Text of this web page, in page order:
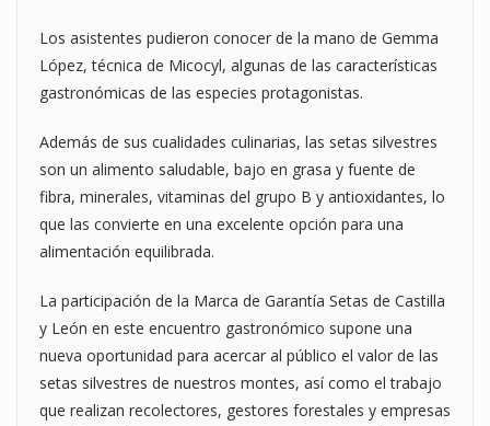
Los asistentes pudieron conocer de la mano de Gemma
López, técnica de Micocyl, algunas de las características
gastronómicas de las especies protagonistas.
Además de sus cualidades culinarias, las setas silvestres
son un alimento saludable, bajo en grasa y fuente de
fibra, minerales, vitaminas del grupo B y antioxidantes, lo
que las convierte en una excelente opción para una
alimentación equilibrada.
La participación de la Marca de Garantía Setas de Castilla
y León en este encuentro gastronómico supone una
nueva oportunidad para acercar al público el valor de las
setas silvestres de nuestros montes, así como el trabajo
que realizan recolectores, gestores forestales y empresas